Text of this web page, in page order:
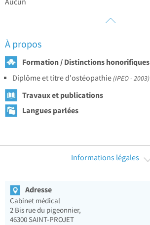
Aucun
À propos
Formation / Distinctions honorifiques
Diplôme et titre d'ostéopathie (IPEO - 2003)
Travaux et publications
Langues parlées
Informations légales
Adresse
Cabinet médical
2 Bis rue du pigeonnier,
46300 SAINT-PROJET